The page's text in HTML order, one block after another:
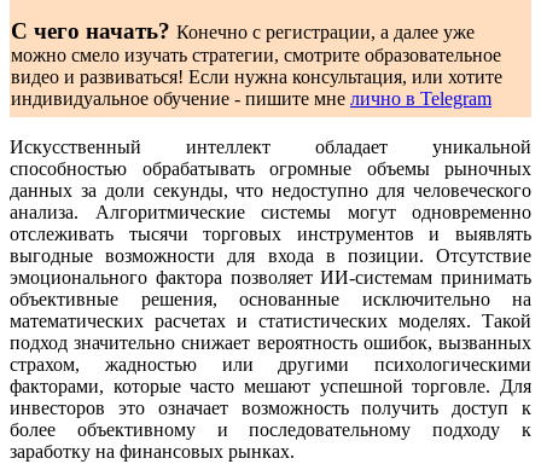
С чего начать? Конечно с регистрации, а далее уже
можно смело изучать стратегии, смотрите образовательное
видео и развиваться! Если нужна консультация, или хотите
индивидуальное обучение - пишите мне лично в Telegram
Искусственный интеллект обладает уникальной
способностью обрабатывать огромные объемы рыночных
данных за доли секунды, что недоступно для человеческого
анализа. Алгоритмические системы могут одновременно
отслеживать тысячи торговых инструментов и выявлять
выгодные возможности для входа в позиции. Отсутствие
эмоционального фактора позволяет ИИ-системам принимать
объективные решения, основанные исключительно на
математических расчетах и статистических моделях. Такой
подход значительно снижает вероятность ошибок, вызванных
страхом, жадностью или другими психологическими
факторами, которые часто мешают успешной торговле. Для
инвесторов это означает возможность получить доступ к
более объективному и последовательному подходу к
заработку на финансовых рынках.